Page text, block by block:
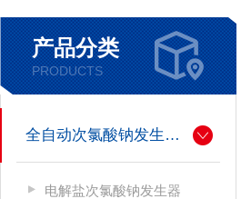
产品分类
PRODUCTS
全自动次氯酸钠发生器厂家
电解盐次氯酸钠发生器